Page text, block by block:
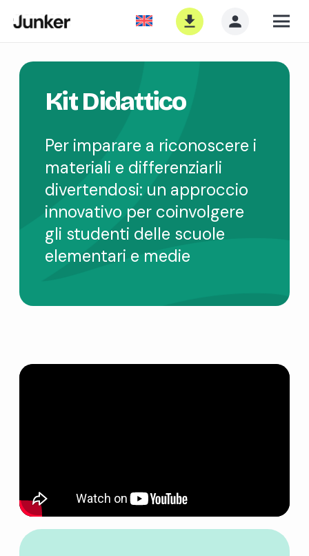
Kit Didattico
Per imparare a riconoscere i
materiali e differenziarli
divertendosi: un approccio
innovativo per coinvolgere
gli studenti delle scuole
elementari e medie